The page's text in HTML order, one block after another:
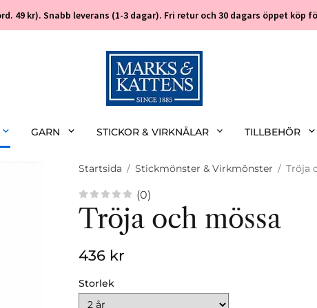
49 kr). Snabb leverans (1-3 dagar). Fri retur och 30 dagars öppet köp
GARN STICKOR & VIRKNÅLAR TILLBEHÖR
Startsida / Stickmönster & Virkmönster / Tröja
(0)
Tröja och mössa
436 kr
Storlek